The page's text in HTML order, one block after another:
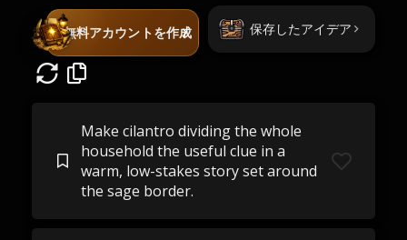
無料アカウントを作成 保存したアイデア
Make cilantro dividing the whole
household the useful clue in a
warm, low-stakes story set around
the sage border.